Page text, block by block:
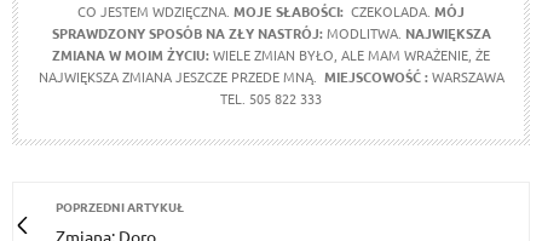
CO JESTEM WDZIĘCZNA. MOJE SŁABOŚCI: CZEKOLADA. MÓJ
SPRAWDZONY SPOSÓB NA ZŁY NASTRÓJ:MODLITWA. NAJWIĘKSZA
ZMIANA W MOIM ŻYCIU:WIELE ZMIAN BYŁO, ALE MAM WRAŻENIE, ŻE
NAJWIĘKSZA ZMIANA JESZCZE PRZEDE MNĄ. MIEJSCOWOŚĆ :WARSZAWA
TEL. 505 822 333
POPRZEDNI ARTYKUŁ
Zmiana: Doro